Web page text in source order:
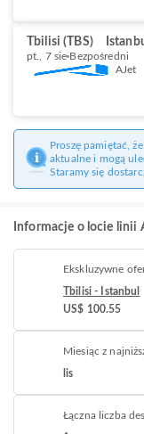
Tbilisi (TBS)
pt., 7 sie Bezpośredni
AJet
Proszę pamiętać,
aktualne i mogą
Staramy się
Informacje o locie linii
Ekskluzywne
Tbilisi - Istanbul
US$ 100.55
Miesiąc z
lis
Łączna liczba